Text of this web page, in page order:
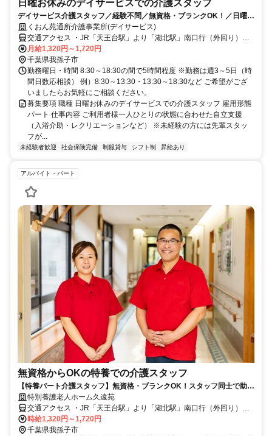
日曜お休みのデイサービスでの介護スタッフ
デイサービス介護スタッフ／経験不問／無資格・ブランクOK！／日曜お
休み／週3日～OK／1日5ｈ程度
くおん苑通所介護事業所(デイサービス)
交通アクセス ・JR「天王台駅」より「湖北駅」南口行（外回り）バ
スにて「湖北台5丁目」下車徒歩10分 ・JR成田線「湖北駅」より車
で4分（徒歩18分） ・JR成田線「新木駅」より車で4分
月給1,320円～1,720円
千葉県我孫子市
勤務曜日・時間 8:30～18:30の間で5時間程度 ※勤務は週3～5日（時
間日数応相談） 例）8:30～13:30・13:30～18:30など ご希望がござ
いましたらお気軽にご相談ください。
募集要項 職種 日曜お休みのデイサービスでの介護スタッフ 雇用形態
パート 仕事内容 ご利用者様一人ひとりの状態に合わせた自立支援
（入浴介助・レクリエーションなど） ※未経験の方には先輩スタッ
フが...
未経験者歓迎 社会保険完備 制服貸与 シフト制 昇給あり
アルバイト・パート
無資格からOKの特養での介護スタッフ
【特養パート介護スタッフ】無資格・ブランクOK！スタッフ同士で助け
合っているから、働きやすさバツグン
特別養護老人ホーム久遠苑
交通アクセス ・JR「天王台駅」より「湖北駅」南口行（外回り）バ
スにて「湖北台5丁目」下車徒歩10分 ・JR成田線「湖北駅」より車
で4分（徒歩18分） ・JR成田線「新木駅」より車で4分
時給1,320円～1,720円
千葉県我孫子市